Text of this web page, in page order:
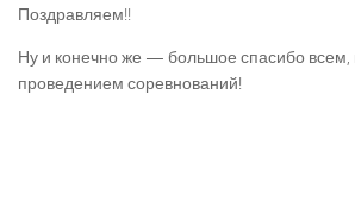
Поздравляем!!
Ну и конечно же — большое спасибо всем,
проведением соревнований!